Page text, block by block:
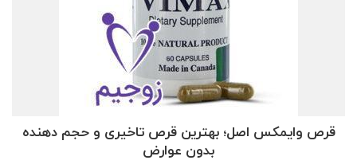
قرص وایمکس اصل؛ بهترین قرص تاخیری و حجم دهنده
بدون عوارض